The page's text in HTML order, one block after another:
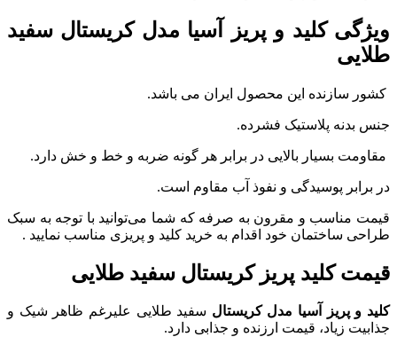
ویژگی کلید و پریز آسیا مدل کریستال سفید
طلایی
کشور سازنده این محصول ایران می باشد.
جنس بدنه پلاستیک فشرده.
مقاومت بسیار بالایی در برابر هر گونه ضربه و خط و خش دارد.
در برابر پوسیدگی و نفوذ آب مقاوم است.
قیمت مناسب و مقرون به صرفه که شما می‌توانید با توجه به سبک
طراحی ساختمان خود اقدام به خرید کلید و پریزی مناسب نمایید .
قیمت کلید پریز کریستال سفید طلایی
کلید و پریز آسیا مدل کریستال سفید طلایی علیرغم ظاهر شیک و
جذابیت زیاد، قیمت ارزنده و جذابی دارد.